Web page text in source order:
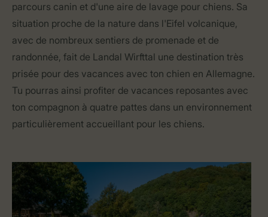
parcours canin et d'une aire de lavage pour chiens. Sa
situation proche de la nature dans l'Eifel volcanique,
avec de nombreux sentiers de promenade et de
randonnée, fait de Landal Wirfttal une destination très
prisée pour des vacances avec ton chien en Allemagne.
Tu pourras ainsi profiter de vacances reposantes avec
ton compagnon à quatre pattes dans un environnement
particulièrement accueillant pour les chiens.